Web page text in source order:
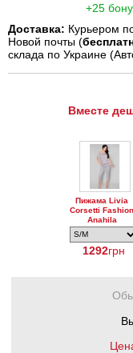
+25
Доставка: Курьером
Новой почты (
склада по Украине
Вместе
Пижама Livia
Corsetti Fashion
Anahila
1292грн